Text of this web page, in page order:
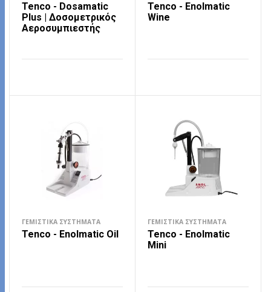
Tenco - Dosamatic
Plus | Δοσομετρικός
Αεροσυμπιεστής
Tenco - Enolmatic
Wine
ΓΕΜΙΣΤΙΚΆ ΣΥΣΤΉΜΑΤΑ
Tenco - Enolmatic Oil
ΓΕΜΙΣΤΙΚΆ ΣΥΣΤΉΜΑΤΑ
Tenco - Enolmatic
Mini